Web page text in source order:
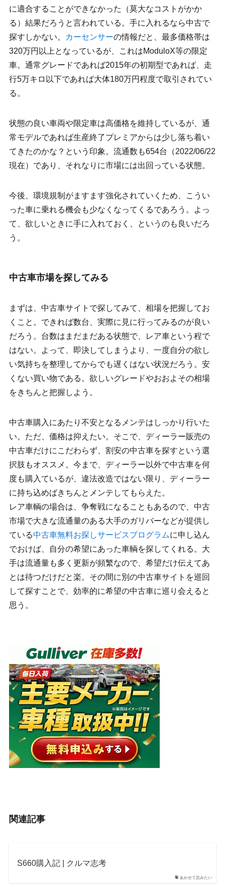
に適合することができなかった（莫大なコストがかか
る）結果だろうと言われている。手に入れるなら中古で
探すしかない。
カーセンサーの情報だと、最多価格帯は
320万円以上となっているが、これはModuloX等の限定
車。通常グレードであれば2015年の初期型であれば、走
行5万キロ以下であれば大体180万円程度で取引されてい
る。
状態の良い車両や限定車は高価格を維持しているが、通
常モデルであれば生産終了プレミアからは少し落ち着い
てきたのかな？という印象。流通数も654台（2022/06/22
現在）であり、それなりに市場には出回っている状態。
今後、環境規制がますます強化されていくため、こうい
った車に乗れる機会も少なくなってくるであろう。よっ
て、欲しいときに手に入れておく、というのも良いだろ
う。
中古車市場を探してみる
まずは、中古車サイトで探してみて、相場を把握してお
くこと。できれば数台、実際に見に行ってみるのが良い
だろう。台数はまだまだある状態で、レア車という程で
はない。よって、即決してしまうより、一度自分の欲し
い気持ちを整理してからでも遅くはない状況だろう。安
くない買い物である。欲しいグレードやおおよその相場
をきちんと把握しよう。
中古車購入にあたり不安となるメンテはしっかり行いた
い。ただ、価格は抑えたい。そこで、ディーラー販売の
中古車だけにこだわらず、割安の中古車を探すという選
択肢もオススメ。今まで、ディーラー以外で中古車を何
度も購入ているが、違法改造ではない限り、ディーラー
に持ち込めばきちんとメンテしてもらえた。
レア車輌の場合は、争奪戦になることもあるので、中古
市場で大きな流通量のある大手のガリバーなどが提供し
ている中古車無料お探しサービスプログラムに申し込ん
でおけば、自分の希望にあった車輌を探してくれる。大
手は流通量も多く更新が頻繁なので、希望だけ伝えてあ
とは待つだけだと楽。その間に別の中古車サイトを巡回
して探すことで、効率的に希望の中古車に巡り会えると
思う。
関連記事
あわせて読みたい
S660購入記 | クルマ志考